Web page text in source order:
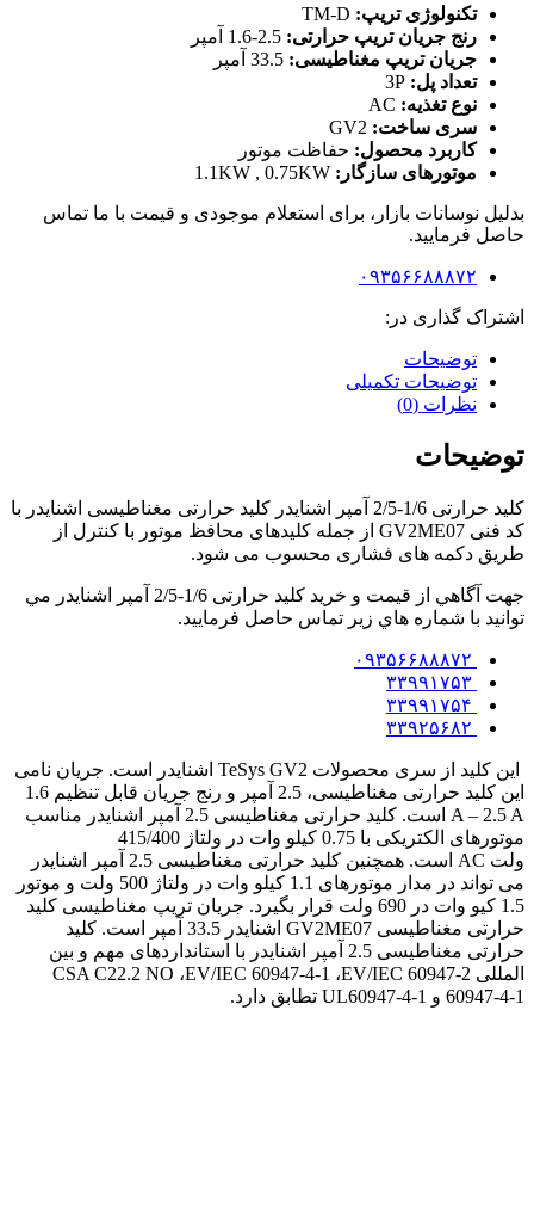
تکنولوژی تریپ:
رنج جریان تریپ حرارتی: 2.5-1.6 آمپر
جریان تریپ مغناطیسی: 33.5 آمپر
تعداد پل:
نوع تغذیه:
سری ساخت:
کاربرد محصول: حفاظت موتور
موتورهای سازگار:
بدلیل نوسانات بازار، برای استعلام موجودی و قیمت با ما تماس
حاصل فرمایید.
۰۹۳۵۶۶۸۸۸۷۲
اشتراک گذاری در:
توضیحات
توضیحات تکمیلی
نظرات (0)
توضیحات
کلید حرارتی 1/6-2/5 آمپر اشنایدر کلید حرارتی مغناطیسی اشنایدر با
کد فنی GV2ME07 از جمله کلیدهای محافظ موتور با کنترل از
طریق دکمه های فشاری محسوب می شود.
جهت آگاهي از قيمت و خريد کلید حرارتی 1/6-2/5 آمپر اشنایدر مي
توانيد با شماره هاي زير تماس حاصل فرماييد.
این کلید از سری محصولات TeSys GV2 اشنایدر است. جریان نامی
این کلید حرارتی مغناطیسی، 2.5 آمپر و رنج جریان قابل تنظیم
1.6
A – 2.5 A
است. کلید حرارتی مغناطیسی 2.5 آمپر اشنایدر مناسب
موتورهای الکتریکی با 0.75 کیلو وات در ولتاژ 415/400
ولت AC
است. همچنین کلید حرارتی مغناطیسی 2.5 آمپر اشنایدر
می تواند در مدار موتورهای 1.1 کیلو وات در ولتاژ 500 ولت و موتور
1.5 کیو وات در 690 ولت قرار بگیرد. جریان تریپ مغناطیسی کلید
حرارتی مغناطیسی GV2ME07 اشنایدر 33.5 آمپر است. کلید
حرارتی مغناطیسی 2.5 آمپر اشنایدر با استانداردهای مهم و بین
المللی EV/IEC 60947-2، EV/IEC 60947-4-1، CSA C22.2 NO
60947-4-1 و UL60947-4-1 تطابق دارد.